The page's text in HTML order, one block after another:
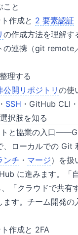
こと
作成と 2 要素認証
の作成方法を理解す
の連携（git remote
理する
公開リポジトリ の使
SSH ・GitHub CLI
択肢を知る
トと協業の入口
、ローカルでの Git
ンチ ・ マージ）を扱
に進みます。「
「クラウドで共有
ます。チーム開発の
作成と 2FA